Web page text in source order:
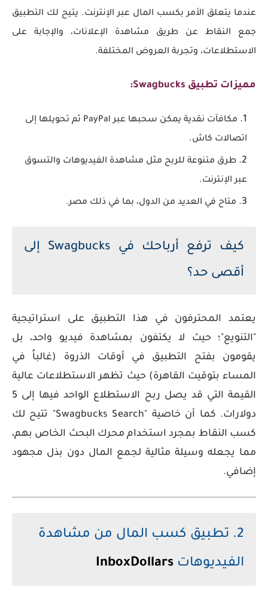
عندما يتعلق الأمر بكسب المال عبر الإنترنت. يتيح لك التطبيق
جمع النقاط عن طريق مشاهدة الإعلانات، والإجابة على
الاستطلاعات، وتجربة العروض المختلفة.
مميزات تطبيق Swagbucks:
مكافآت نقدية يمكن سحبها عبر PayPal ثم تحويلها إلى
اتصالات كاش.
طرق متنوعة للربح مثل مشاهدة الفيديوهات والتسوق
عبر الإنترنت.
متاح في العديد من الدول، بما في ذلك مصر.
كيف ترفع أرباحك في Swagbucks إلى
أقصى حد؟
يعتمد المحترفون في هذا التطبيق على استراتيجية
"التنويع"؛ حيث لا يكتفون بمشاهدة فيديو واحد، بل
يقومون بفتح التطبيق في أوقات الذروة (غالباً في
المساء بتوقيت القاهرة) حيث تظهرالاستطلاعات عالية
القيمة
التي قد يصل ربح الاستطلاع الواحد فيها إلى 5
دولارات. كما أن خاصية "Swagbucks Search" تتيح لك
كسب النقاط بمجرد استخدام محرك البحث الخاص بهم،
مما يجعله وسيلة مثالية لجمع المال دون بذل مجهود
إضافي.
2. تطبيق كسب المال من مشاهدة
الفيديوهاتInboxDollars